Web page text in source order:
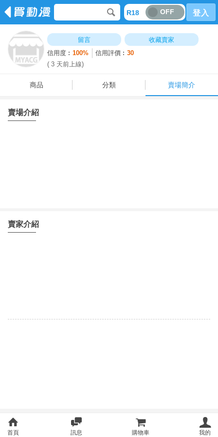
R18 OFF 登入
留言
收藏賣家
信用度︰100% 信用評價︰30
( 3 天前上線)
商品 分類 賣場簡介
賣場介紹
賣家介紹
商品 分類 賣場簡介
首頁 訊息 購物車 我的